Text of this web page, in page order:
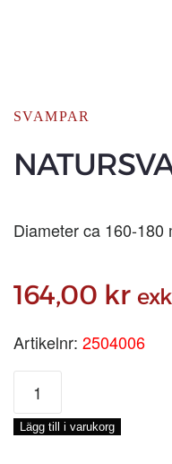
SVAMPAR
Diameter ca 160-180
164,00 kr
Artikelnr: 2504006
NATURSVAMP
STOR
mängd
Lägg till i varukorg